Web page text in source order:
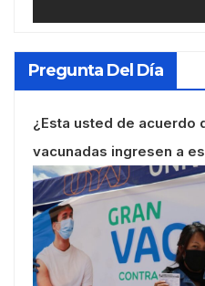
Pregunta Del Día
¿Esta usted de acuerdo
vacunadas ingresen a